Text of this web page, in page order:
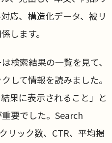
応、構造化データ、被リ
します。
検索結果の一覧を見て、
して情報を読みました。
果に表示されること」と
要でした。Search
リック数、CTR、平均掲